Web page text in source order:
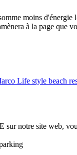
moins d'énergie
à la page que
Life style beach
notre site web,